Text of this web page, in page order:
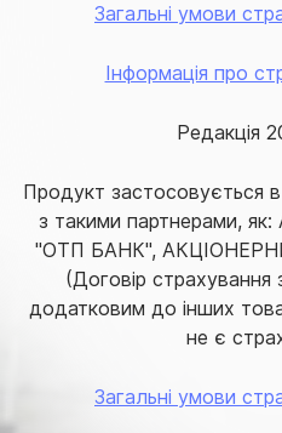
Загальні умови
Інформація про
Редакція
Продукт застосовується в
з такими партнерами,
"ОТП БАНК",
(Договір
додатковим до інших
не є
Загальні умови